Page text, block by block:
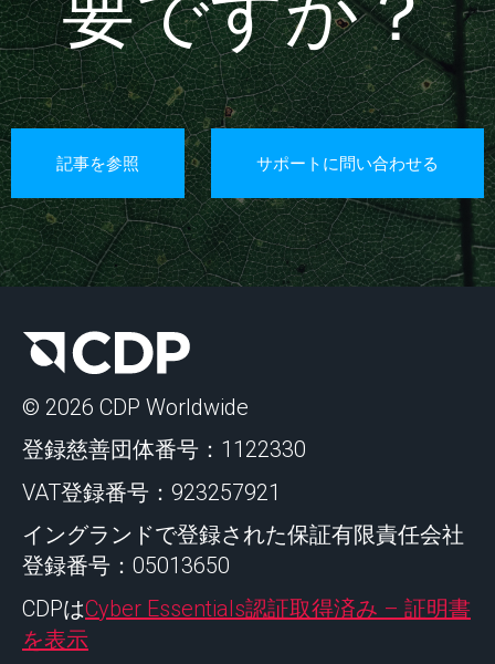
記事を参照 サポートに問い合わせる
© 2026 CDP Worldwide
登録慈善団体番号：1122330
VAT登録番号：923257921
イングランドで登録された保証有限責任会社
登録番号：05013650
CDPはCyber Essentials認証取得済み – 証明書
を表示